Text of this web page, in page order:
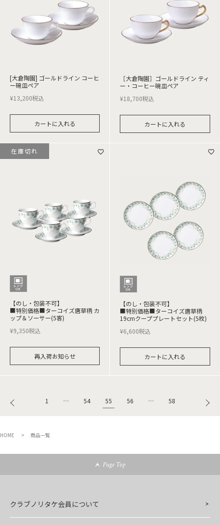
[大倉陶園] ゴールドライン コーヒ
ー碗皿ペア
¥13,200税込
カートに入れる
［大倉陶園］ゴールドライン ティ
ー・コーヒー碗皿ペア
¥18,700税込
カートに入れる
【のし・包装不可】
■特別価格■ターコイズ唐草柄 カ
ップ＆ソーサー(5客)
¥9,350税込
再入荷お知らせ
在庫切れ
【のし・包装不可】
■特別価格■ターコイズ唐草柄
19cmクーププレートセット(5枚)
¥6,600税込
カートに入れる
1 … 54 55 56 … 58
HOME 商品一覧
Page Top
クラブノリタケ会員について